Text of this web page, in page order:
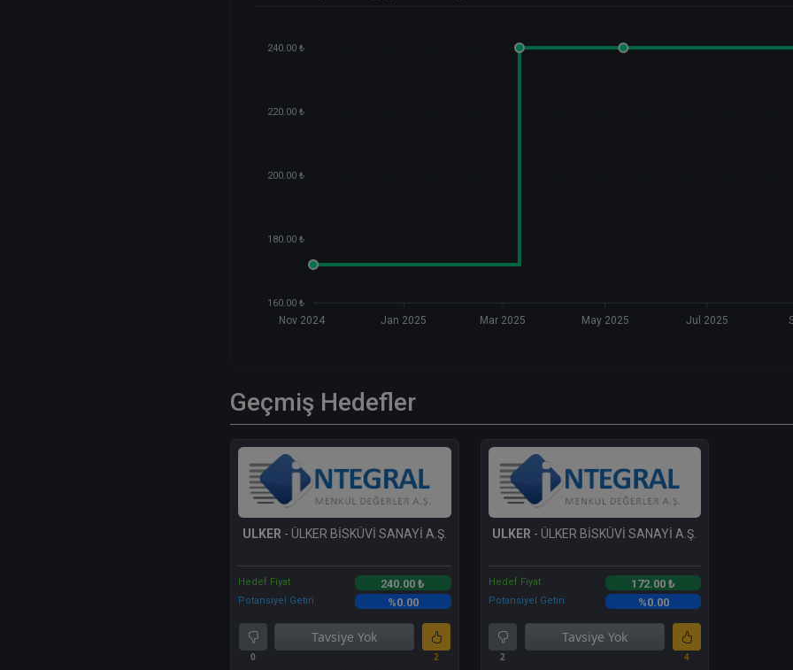
240.00 ₺
220.00 ₺
200.00 ₺
180.00 ₺
160.00 ₺
Nov 2024 Jan 2025 Mar 2025 May 2025 Jul 2025
Geçmiş Hedefler
ULKER - ÜLKER BİSKÜVİ SANAYİ A.Ş.
Hedef Fiyat 240.00 ₺
Potansiyel Getiri %0.00
0
Tavsiye Yok
2
ULKER - ÜLKER BİSKÜVİ SANAYİ A.Ş.
Hedef Fiyat 172.00 ₺
Potansiyel Getiri %0.00
2
Tavsiye Yok
4